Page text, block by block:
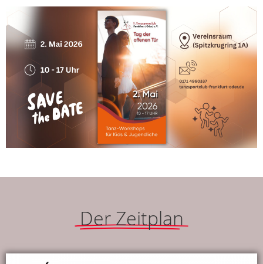
Der Zeit­plan